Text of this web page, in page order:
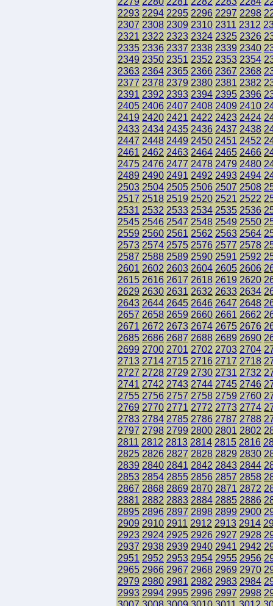
2293 2294 2295 2296 2297 2298
2307 2308 2309 2310 2311 2312
2321 2322 2323 2324 2325 2326
2335 2336 2337 2338 2339 2340
2349 2350 2351 2352 2353 2354
2363 2364 2365 2366 2367 2368
2377 2378 2379 2380 2381 2382
2391 2392 2393 2394 2395 2396
2405 2406 2407 2408 2409 2410
2419 2420 2421 2422 2423 2424
2433 2434 2435 2436 2437 2438
2447 2448 2449 2450 2451 2452
2461 2462 2463 2464 2465 2466
2475 2476 2477 2478 2479 2480
2489 2490 2491 2492 2493 2494
2503 2504 2505 2506 2507 2508
2517 2518 2519 2520 2521 2522
2531 2532 2533 2534 2535 2536
2545 2546 2547 2548 2549 2550
2559 2560 2561 2562 2563 2564
2573 2574 2575 2576 2577 2578
2587 2588 2589 2590 2591 2592
2601 2602 2603 2604 2605 2606
2615 2616 2617 2618 2619 2620
2629 2630 2631 2632 2633 2634
2643 2644 2645 2646 2647 2648
2657 2658 2659 2660 2661 2662
2671 2672 2673 2674 2675 2676
2685 2686 2687 2688 2689 2690
2699 2700 2701 2702 2703 2704
2713 2714 2715 2716 2717 2718
2727 2728 2729 2730 2731 2732
2741 2742 2743 2744 2745 2746
2755 2756 2757 2758 2759 2760
2769 2770 2771 2772 2773 2774
2783 2784 2785 2786 2787 2788
2797 2798 2799 2800 2801 2802
2811 2812 2813 2814 2815 2816
2825 2826 2827 2828 2829 2830
2839 2840 2841 2842 2843 2844
2853 2854 2855 2856 2857 2858
2867 2868 2869 2870 2871 2872
2881 2882 2883 2884 2885 2886
2895 2896 2897 2898 2899 2900
2909 2910 2911 2912 2913 2914
2923 2924 2925 2926 2927 2928
2937 2938 2939 2940 2941 2942
2951 2952 2953 2954 2955 2956
2965 2966 2967 2968 2969 2970
2979 2980 2981 2982 2983 2984
2993 2994 2995 2996 2997 2998